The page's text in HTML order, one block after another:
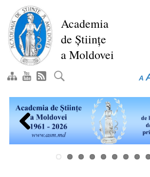
Перейти
основному
содержанию
Academia
de Științe
a Moldovei
A
Previous